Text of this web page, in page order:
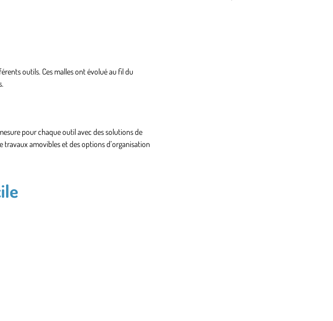
outils. Ces malles ont évolué au fil du
pour chaque outil avec des solutions de
travaux amovibles et des options d’organisation